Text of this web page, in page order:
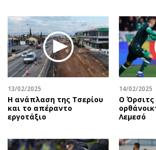
13/02/2025
Η ανάπλαση της Τσερίου
και το απέραντο
εργοτάξιο
14/02/2025
Ο
Λεμεσό